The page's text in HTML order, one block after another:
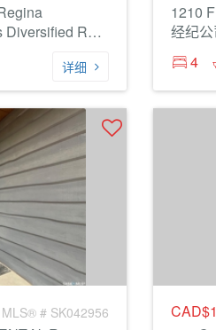
经纪公司: Realty Executives Diversified Realty
详细
1210
经纪
4
MLS® # SK042956